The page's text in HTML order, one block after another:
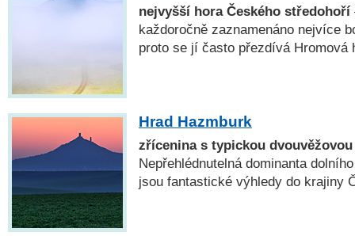
nejvyšší hora Českého středohoří
každoročně zaznamenáno nejvíce
proto se jí často přezdívá Hromová
Hrad Hazmburk
zřícenina s typickou
Nepřehlédnutelná dominanta
jsou fantastické výhledy do krajiny